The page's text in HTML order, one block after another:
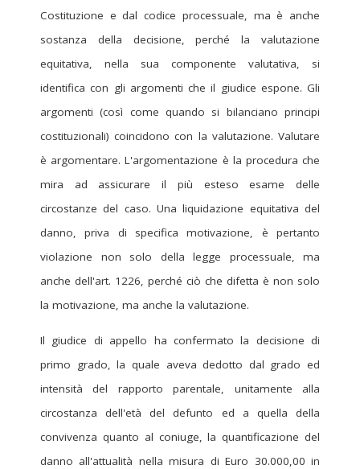
Costituzione e dal codice processuale, ma è anche
sostanza della decisione, perché la valutazione
equitativa, nella sua componente valutativa, si
identifica con gli argomenti che il giudice espone. Gli
argomenti (così come quando si bilanciano principi
costituzionali) coincidono con la valutazione. Valutare
è argomentare. L'argomentazione è la procedura che
mira ad assicurare il più esteso esame delle
circostanze del caso. Una liquidazione equitativa del
danno, priva di specifica motivazione, è pertanto
violazione non solo della legge processuale, ma
anche dell'art. 1226, perché ciò che difetta è non solo
la motivazione, ma anche la valutazione.
Il giudice di appello ha confermato la decisione di
primo grado, la quale aveva dedotto dal grado ed
intensità del rapporto parentale, unitamente alla
circostanza dell'età del defunto ed a quella della
convivenza quanto al coniuge, la quantificazione del
danno all'attualità nella misura di Euro 30.000,00 in